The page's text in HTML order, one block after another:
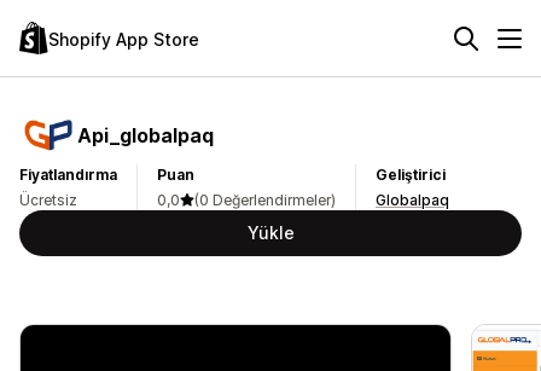
Shopify App Store
Api_globalpaq
Fiyatlandırma
Ücretsiz
Puan
0,0
(0 Değerlendirmeler)
Geliştirici
Globalpaq
Yükle